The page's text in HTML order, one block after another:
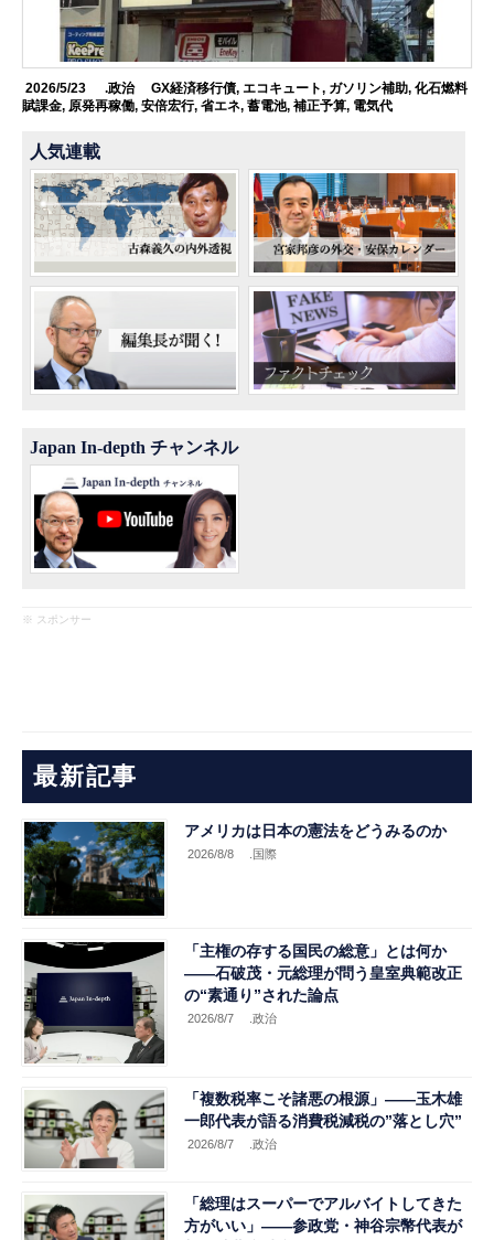
2026/5/23 .政治 GX経済移行債, エコキュート, ガソリン補助, 化石燃料
賦課金, 原発再稼働,安倍宏行,省エネ,蓄電池,補正予算, 電気代
人気連載
Japan In-depth チャンネル
※ スポンサー
最新記事
アメリカは日本の憲法をどうみるのか
2026/8/8 .国際
「主権の存する国民の総意」とは何か
――石破茂・元総理が問う皇室典範改正
の“素通り”された論点
2026/8/7 .政治
「複数税率こそ諸悪の根源」――玉木雄
一郎代表が語る消費税減税の”落とし穴”
2026/8/7 .政治
「総理はスーパーでアルバイトしてきた
方がいい」――参政党・神谷宗幣代表が